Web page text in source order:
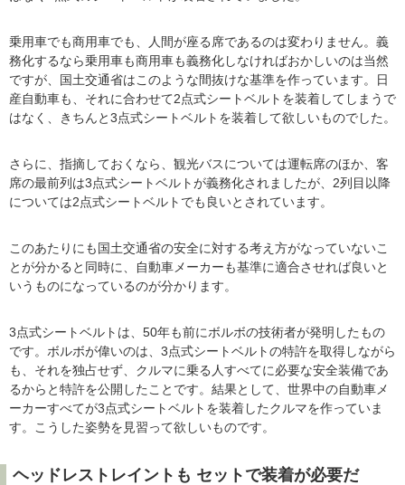
乗用車でも商用車でも、人間が座る席であるのは変わりません。義
務化するなら乗用車も商用車も義務化しなければおかしいのは当然
ですが、国土交通省はこのような間抜けな基準を作っています。日
産自動車も、それに合わせて2点式シートベルトを装着してしまうで
はなく、きちんと3点式シートベルトを装着して欲しいものでした。
さらに、指摘しておくなら、観光バスについては運転席のほか、客
席の最前列は3点式シートベルトが義務化されましたが、2列目以降
については2点式シートベルトでも良いとされています。
このあたりにも国土交通省の安全に対する考え方がなっていないこ
とが分かると同時に、自動車メーカーも基準に適合させれば良いと
いうものになっているのが分かります。
3点式シートベルトは、50年も前にボルボの技術者が発明したもの
です。ボルボが偉いのは、3点式シートベルトの特許を取得しながら
も、それを独占せず、クルマに乗る人すべてに必要な安全装備であ
るからと特許を公開したことです。結果として、世界中の自動車メ
ーカーすべてが3点式シートベルトを装着したクルマを作っていま
す。こうした姿勢を見習って欲しいものです。
ヘッドレストレイントも セットで装着が必要だ